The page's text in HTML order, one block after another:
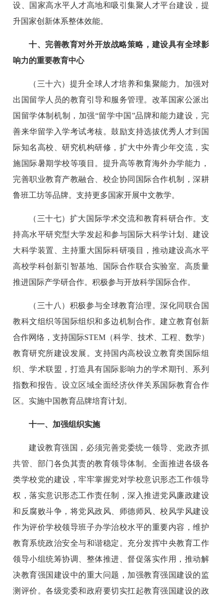
设、国家高水平人才高地和吸引集聚人才平台建设，提
升国家创新体系整体效能。
十、完善教育对外开放战略策略，建设具有全球影
响力的重要教育中心
（三十六）提升全球人才培养和集聚能力。加强对
出国留学人员的教育引导和服务管理。改革国家公派出
国留学体制机制，加强“留学中国”品牌和能力建设，完
善来华留学入学考试考核。鼓励支持选拔优秀人才到国
际知名高校、研究机构研修，扩大中外青少年交流，实
施国际暑期学校等项目。提升高等教育海外办学能力，
完善职业教育产教融合、校企协同国际合作机制，深耕
鲁班工坊等品牌。支持更多国家开展中文教学。
（三十七）扩大国际学术交流和教育科研合作。支
持高水平研究型大学发起和参与国际大科学计划、建设
大科学装置、主持重大国际科研项目，推动建设高水平
高校学科创新引智基地、国际合作联合实验室。高质量
推进国际产学研合作。积极参与开放科学国际合作。
（三十八）积极参与全球教育治理。深化同联合国
教科文组织等国际组织和多边机制合作。建立教育创新
合作网络，支持国际STEM（科学、技术、工程、数学）
教育研究所建设发展。支持国内高校设立教育类国际组
织、学术联盟，打造具有国际影响力的学术期刊、系列
指数和报告。设立区域全面经济伙伴关系国际教育合作
区。实施中国教育品牌培育计划。
十一、加强组织实施
建设教育强国，必须完善党委统一领导、党政齐抓
共管、部门各负其责的教育领导体制。全面推进各级各
类学校党的建设，牢牢掌握党对学校意识形态工作领导
权，落实意识形态工作责任制，深入推进党风廉政建设
和反腐败斗争，将党风政风、师德师风、校风学风建设
作为评价学校领导班子办学治校水平的重要内容，维护
教育系统政治安全与和谐稳定。充分发挥中央教育工作
领导小组统筹协调、整体推进、督促落实作用，推动解
决教育强国建设中的重大问题，加强教育强国建设的监
测评价。各级党委和政府要切实扛起教育强国建设的政